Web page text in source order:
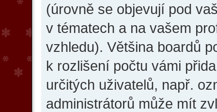
(úrovně se objevují pod
v tématech a na vašem
vzhledu). Většina boardů
k rozlišení počtu vámi
určitých uživatelů, např.
administrátorů může mít